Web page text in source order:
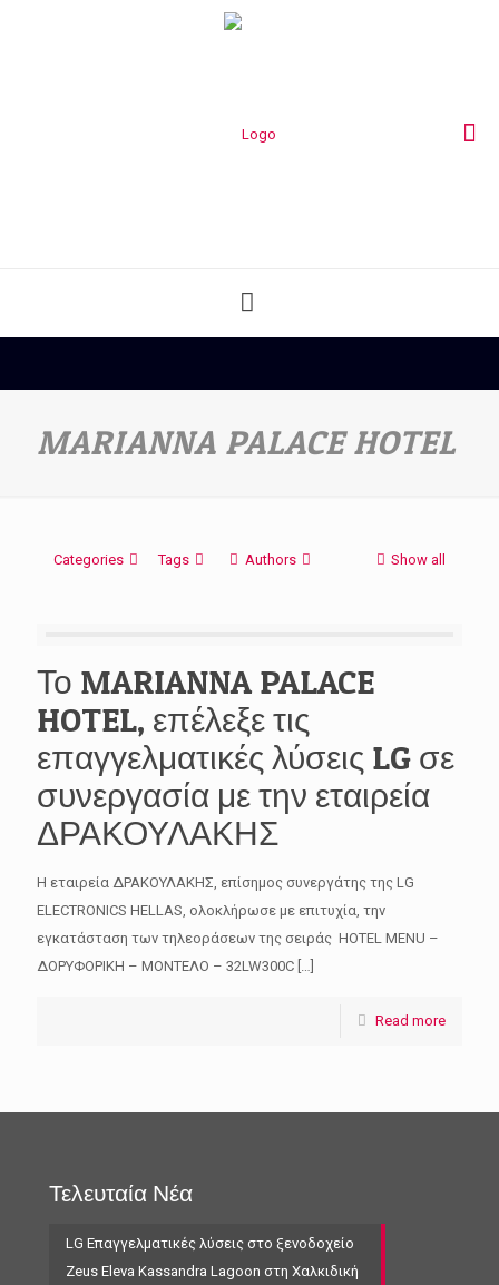
MARIANNA PALACE HOTEL
Categories Tags Authors Show all
Το MARIANNA PALACE
HOTEL, επέλεξε τις
επαγγελματικές λύσεις LG σε
συνεργασία με την εταιρεία
ΔΡΑΚΟΥΛΑΚΗΣ
Η εταιρεία ΔΡΑΚΟΥΛΑΚΗΣ, επίσημος συνεργάτης της LG
ELECTRONICS HELLAS, ολοκλήρωσε με επιτυχία, την
εγκατάσταση των τηλεοράσεων της σειράς HOTEL MENU –
ΔΟΡΥΦΟΡΙΚΗ – ΜΟΝΤΕΛΟ – 32LW300C […]
Read more
Τελευταία Νέα
LG Επαγγελματικές λύσεις στο ξενοδοχείο
Zeus Eleva Kassandra Lagoon στη Χαλκιδική